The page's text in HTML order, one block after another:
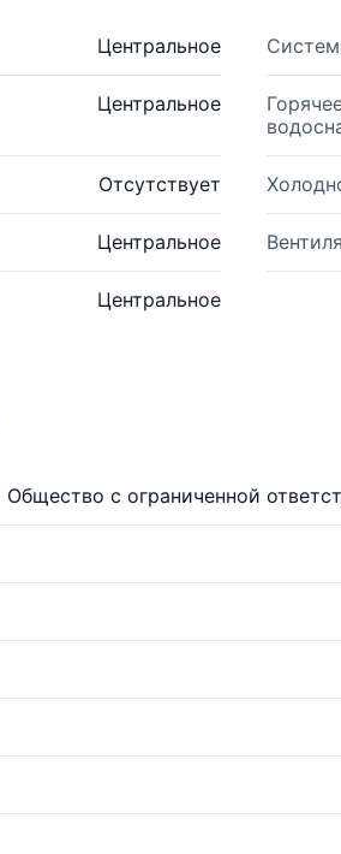
Центральное
Центральное
Отсутствует
Центральное
Центральное
Общество с ограниченной